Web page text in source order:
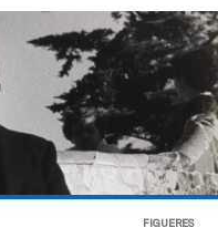
FIGUERES